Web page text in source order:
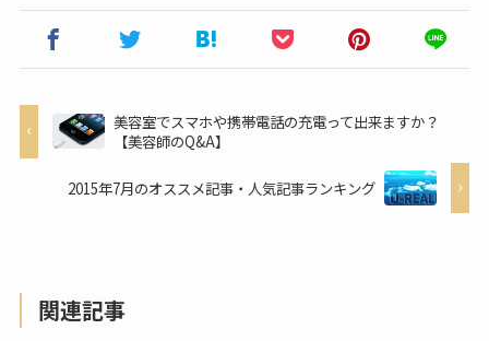
美容室でスマホや携帯電話の充電って出来ますか？
【美容師のQ&A】
2015年7月のオススメ記事・人気記事ランキング
関連記事